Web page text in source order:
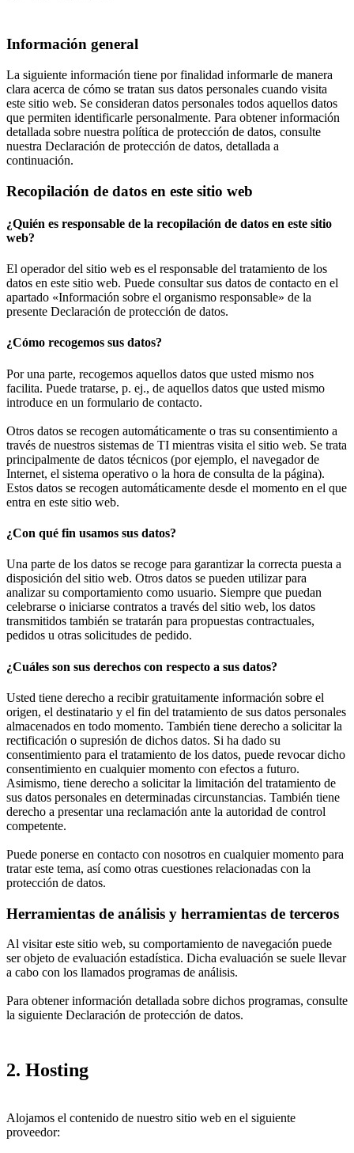
Información general
La siguiente información tiene por finalidad informarle de manera
clara acerca de cómo se tratan sus datos personales cuando visita
este sitio web. Se consideran datos personales todos aquellos datos
que permiten identificarle personalmente. Para obtener información
detallada sobre nuestra política de protección de datos, consulte
nuestra Declaración de protección de datos, detallada a
continuación.
Recopilación de datos en este sitio web
¿Quién es responsable de la recopilación de datos en este sitio
web?
El operador del sitio web es el responsable del tratamiento de los
datos en este sitio web. Puede consultar sus datos de contacto en el
apartado «Información sobre el organismo responsable» de la
presente Declaración de protección de datos.
¿Cómo recogemos sus datos?
Por una parte, recogemos aquellos datos que usted mismo nos
facilita. Puede tratarse, p. ej., de aquellos datos que usted mismo
introduce en un formulario de contacto.
Otros datos se recogen automáticamente o tras su consentimiento a
través de nuestros sistemas de TI mientras visita el sitio web. Se trata
principalmente de datos técnicos (por ejemplo, el navegador de
Internet, el sistema operativo o la hora de consulta de la página).
Estos datos se recogen automáticamente desde el momento en el que
entra en este sitio web.
¿Con qué fin usamos sus datos?
Una parte de los datos se recoge para garantizar la correcta puesta a
disposición del sitio web. Otros datos se pueden utilizar para
analizar su comportamiento como usuario. Siempre que puedan
celebrarse o iniciarse contratos a través del sitio web, los datos
transmitidos también se tratarán para propuestas contractuales,
pedidos u otras solicitudes de pedido.
¿Cuáles son sus derechos con respecto a sus datos?
Usted tiene derecho a recibir gratuitamente información sobre el
origen, el destinatario y el fin del tratamiento de sus datos personales
almacenados en todo momento. También tiene derecho a solicitar la
rectificación o supresión de dichos datos. Si ha dado su
consentimiento para el tratamiento de los datos, puede revocar dicho
consentimiento en cualquier momento con efectos a futuro.
Asimismo, tiene derecho a solicitar la limitación del tratamiento de
sus datos personales en determinadas circunstancias. También tiene
derecho a presentar una reclamación ante la autoridad de control
competente.
Puede ponerse en contacto con nosotros en cualquier momento para
tratar este tema, así como otras cuestiones relacionadas con la
protección de datos.
Herramientas de análisis y herramientas de terceros
Al visitar este sitio web, su comportamiento de navegación puede
ser objeto de evaluación estadística. Dicha evaluación se suele llevar
a cabo con los llamados programas de análisis.
Para obtener información detallada sobre dichos programas, consulte
la siguiente Declaración de protección de datos.
2. Hosting
Alojamos el contenido de nuestro sitio web en el siguiente
proveedor: